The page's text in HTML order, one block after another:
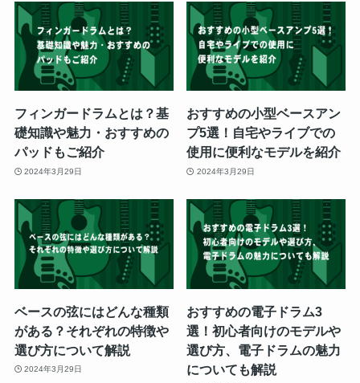
フィンガードラムとは？基
礎知識や魅力・おすすめの
パッドもご紹介
2024年3月29日
おすすめの小型ベースアン
プ5選！自宅やライブでの
使用に便利なモデルを紹介
2024年3月29日
ベースの弦にはどんな種類
がある？それぞれの特徴や
選び方について解説
2024年3月29日
おすすめの電子ドラム3
選！初心者向けのモデルや
選び方、電子ドラムの魅力
についても解説